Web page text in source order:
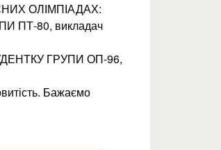
ОЛІМПІАДАХ:
ПТ-80, викладач
ГРУПИ ОП-96,
Бажаємо